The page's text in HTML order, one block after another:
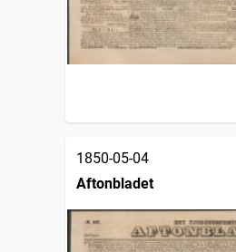
1850-05-04
Aftonbladet